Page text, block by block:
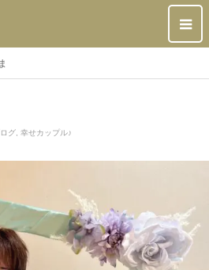
グ 幸せカップル♪